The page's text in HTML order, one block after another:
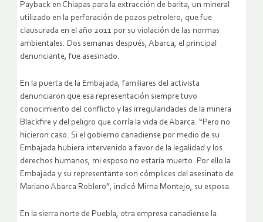
Payback en Chiapas para la extracción de barita, un mineral
utilizado en la perforación de pozos petrolero, que fue
clausurada en el año 2011 por su violación de las normas
ambientales. Dos semanas después, Abarca, el principal
denunciante, fue asesinado.
En la puerta de la Embajada, familiares del activista
denunciaron que esa representación siempre tuvo
conocimiento del conflicto y las irregularidades de la minera
Blackfire y del peligro que corría la vida de Abarca. “Pero no
hicieron caso. Si el gobierno canadiense por medio de su
Embajada hubiera intervenido a favor de la legalidad y los
derechos humanos, mi esposo no estaría muerto. Por ello la
Embajada y su representante son cómplices del asesinato de
Mariano Abarca Roblero”, indicó Mirna Montejo, su esposa.
En la sierra norte de Puebla, otra empresa canadiense la